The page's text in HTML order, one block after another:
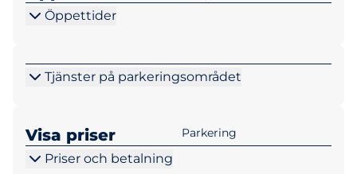
Öppettider
Tjänster på parkeringsområdet
Visa priser Parkering
Priser och betalning